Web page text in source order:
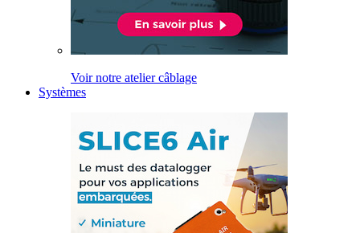
Voir notre atelier câblage
Systèmes